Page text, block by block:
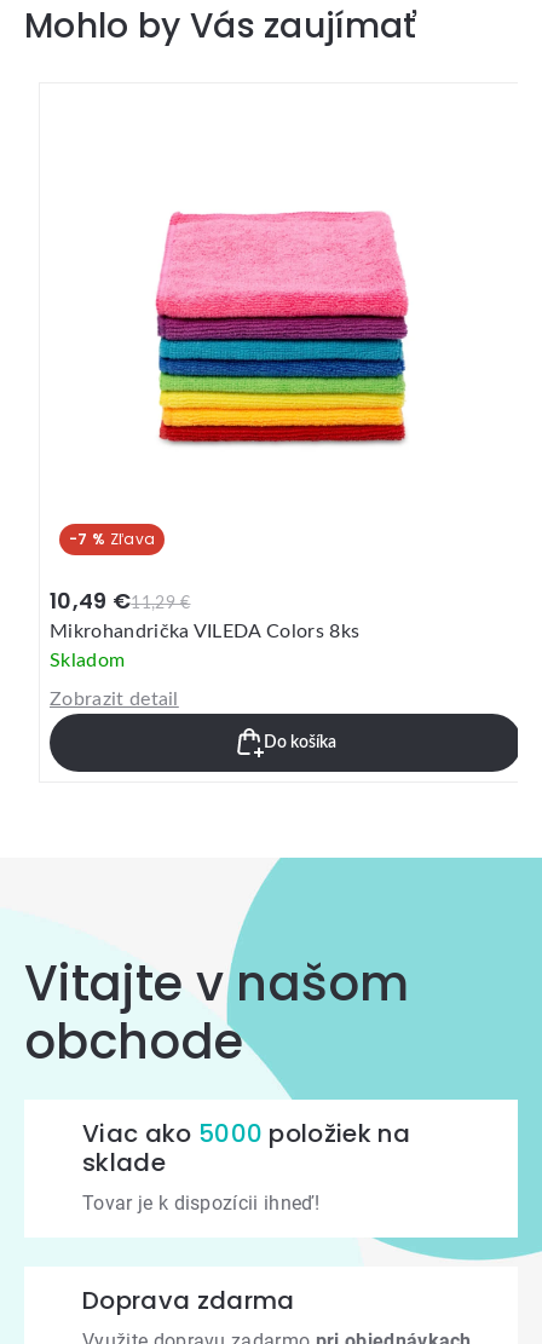
Mohlo by Vás zaujímať
-7 %
11,29 €
10,49 €
Mikrohandrička VILEDA Colors 8ks
Skladom
Zobrazit detail
Do košíka
Vitajte v našom
obchode
Viac ako 5000 položiek na
sklade
Tovar je k dispozícii ihneď!
Doprava zdarma